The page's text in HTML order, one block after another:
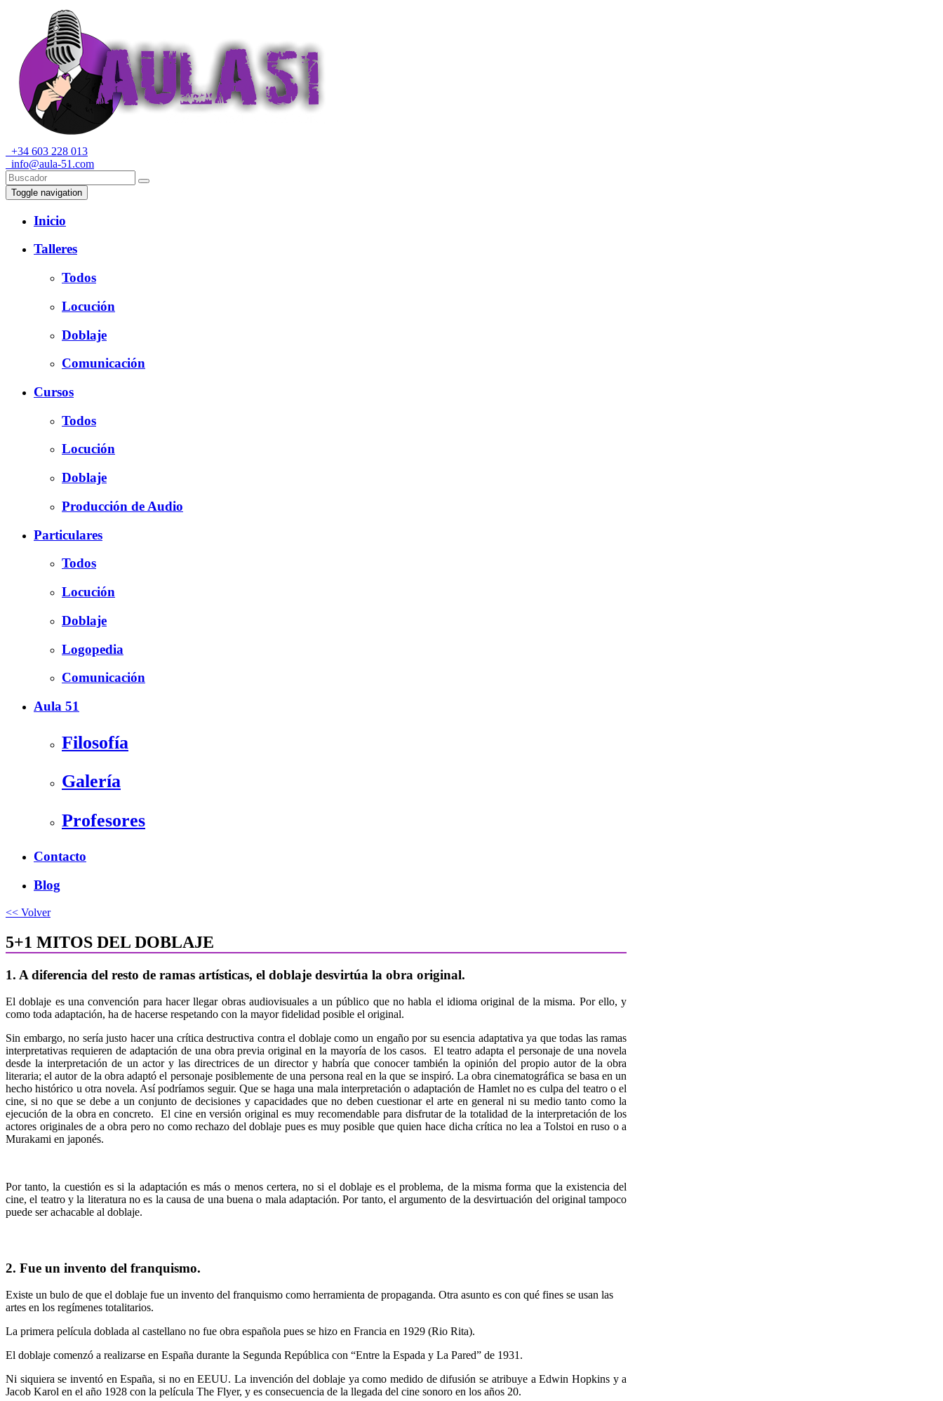
+34 603 228 013
info@aula-51.com
Toggle navigation
Inicio
Talleres
Todos
Locución
Doblaje
Comunicación
Cursos
Todos
Locución
Doblaje
Producción de Audio
Particulares
Todos
Locución
Doblaje
Logopedia
Comunicación
Aula 51
Filosofía
Galería
Profesores
Contacto
Blog
<< Volver
5+1 MITOS DEL DOBLAJE
1. A diferencia del resto de ramas artísticas, el doblaje desvirtúa la obra original.
El doblaje es una convención para hacer llegar obras audiovisuales a un público que no habla el idioma original de la misma. Por ello, y
como toda adaptación, ha de hacerse respetando con la mayor fidelidad posible el original.
Sin embargo, no sería justo hacer una crítica destructiva contra el doblaje como un engaño por su esencia adaptativa ya que todas las ramas
interpretativas requieren de adaptación de una obra previa original en la mayoría de los casos. El teatro adapta el personaje de una novela
desde la interpretación de un actor y las directrices de un director y habría que conocer también la opinión del propio autor de la obra
literaria; el autor de la obra adaptó el personaje posiblemente de una persona real en la que se inspiró. La obra cinematográfica se basa en un
hecho histórico u otra novela. Así podríamos seguir. Que se haga una mala interpretación o adaptación de Hamlet no es culpa del teatro o el
cine, si no que se debe a un conjunto de decisiones y capacidades que no deben cuestionar el arte en general ni su medio tanto como la
ejecución de la obra en concreto. El cine en versión original es muy recomendable para disfrutar de la totalidad de la interpretación de los
actores originales de a obra pero no como rechazo del doblaje pues es muy posible que quien hace dicha crítica no lea a Tolstoi en ruso o a
Murakami en japonés.
Por tanto, la cuestión es si la adaptación es más o menos certera, no si el doblaje es el problema, de la misma forma que la existencia del
cine, el teatro y la literatura no es la causa de una buena o mala adaptación. Por tanto, el argumento de la desvirtuación del original tampoco
puede ser achacable al doblaje.
2. Fue un invento del franquismo.
Existe un bulo de que el doblaje fue un invento del franquismo como herramienta de propaganda. Otra asunto es con qué fines se usan las
artes en los regímenes totalitarios.
La primera película doblada al castellano no fue obra española pues se hizo en Francia en 1929 (Rio Rita).
El doblaje comenzó a realizarse en España durante la Segunda República con “Entre la Espada y La Pared” de 1931.
Ni siquiera se inventó en España, si no en EEUU. La invención del doblaje ya como medido de difusión se atribuye a Edwin Hopkins y a
Jacob Karol en el año 1928 con la película The Flyer, y es consecuencia de la llegada del cine sonoro en los años 20.